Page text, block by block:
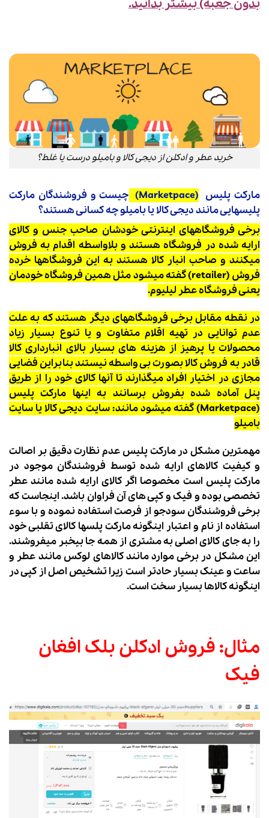
بدون جعبه) بیشتر بدانید.
خرید عطر و ادکلن از دیجی کالا و بامیلو درست یا غلط؟
مارکت پلیس (Marketpace)
چیست و فروشندگان مارکت
پلیسهایی مانند دیجی کالا یا بامیلو چه کسانی هستند؟
برخی فروشگاههای اینترنتی خودشان صاحب جنس و کالای
ارایه شده در فروشگاه هستند و بلاواسطه اقدام به فروش
میکنند و صاحب انبار کالا هستند به این فروشگاهها خرده
فروش (retailer) گفته میشود مثل همین فروشگاه خودمان
یعنی فروشگاه عطر لیلیوم.
در نقطه مقابل برخی فروشگاههای دیگر هستند که به علت
عدم توانایی در تهیه اقلام متفاوت و یا تنوع بسیار زیاد
محصولات یا پرهیز از هزینه های بسیار بالای انبارداری کالا
قادر به فروش کالا بصورت بی واسطه نیستند بنابراین فضایی
مجازی در اختیار افراد میگذارند تا آنها کالای خود را از طریق
پنل آماده شده بفروش برسانند به اینها مارکت پلیس
(Marketpace) گفته میشود مانند: سایت دیجی کالا یا سایت
بامیلو
مهمترین مشکل در مارکت پلیس عدم نظارت دقیق بر اصالت
و کیفیت کالاهای ارایه شده توسط فروشندگان موجود در
مارکت پلیس است مخصوصا اگر کالای ارایه شده مانند عطر
تخصصی بوده و فیک و کپی های آن فراوان باشد. اینجاست که
برخی فروشندگان سودجو از فرصت استفاده نموده و با سوء
استفاده از نام و اعتبار اینگونه مارکت پلسها کالای تقلبی خود
را به جای کالای اصلی به مشتری از همه جا بیخبر میفروشند.
این مشکل در برخی موارد مانند کالاهای لوکس مانند عطر و
ساعت و عینک بسیار حادتر است زیرا تشخیص اصل از کپی در
اینگونه کالاها بسیار سخت است.
مثال: فروش ادکلن بلک افغان
فیک